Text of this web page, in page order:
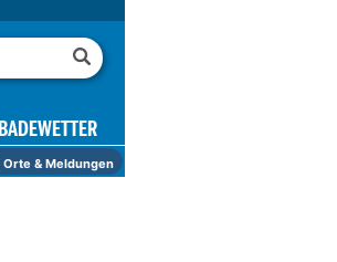
BADEWETTER
Orte & Meldungen